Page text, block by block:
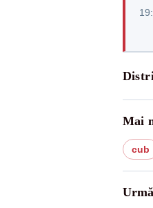
Mai
cub